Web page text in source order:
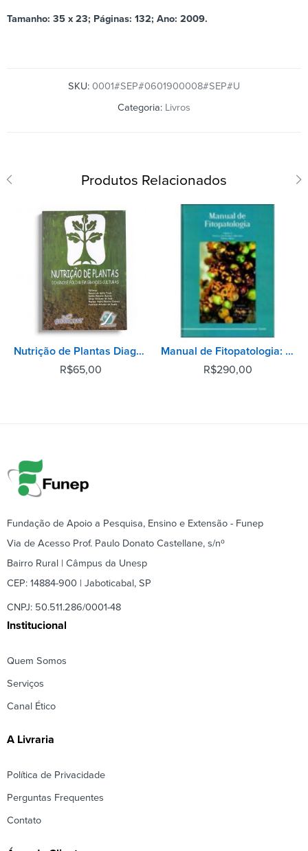
Tamanho: 35 x 23; Páginas: 132; Ano: 2009.
SKU: 0001#SEP#0601900008#SEP#U
Categoria: Livros
Produtos Relacionados
Nutrição de Plantas Diagnose Foliar em Grandes Culturas
R$65,00
Manual de Fitopatologia: Doenças das Plantas Cultivadas - Vol 2
R$290,00
Fundação de Apoio a Pesquisa, Ensino e Extensão - Funep
Via de Acesso Prof. Paulo Donato Castellane, s/nº
Bairro Rural | Câmpus da Unesp
CEP: 14884-900 | Jaboticabal, SP
CNPJ: 50.511.286/0001-48
Institucional
Quem Somos
Serviços
Canal Ético
A Livraria
Política de Privacidade
Perguntas Frequentes
Contato